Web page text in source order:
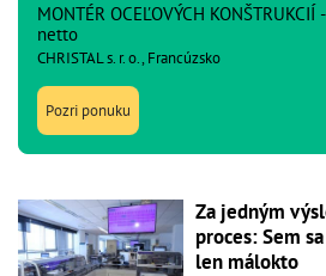
MONTÉR OCEĽOVÝCH
netto
CHRISTAL s. r. o., Francúzsko
Pozri ponuku
Za jedným
proces: Sem
len málokto